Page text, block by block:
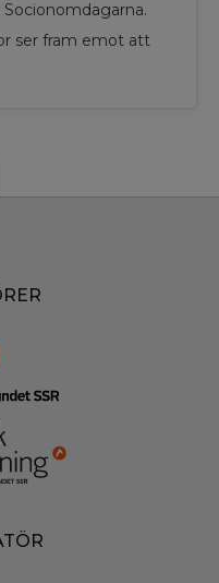
Socionomdagarna.
ser fram emot att